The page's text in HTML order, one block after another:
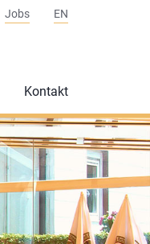
EN
Jobs
Kontakt